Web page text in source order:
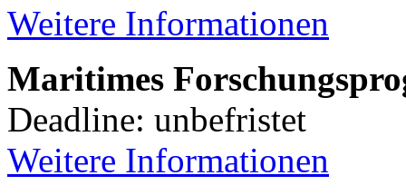
Weitere Informationen
Maritimes
Deadline: unbefristet
Weitere Informationen